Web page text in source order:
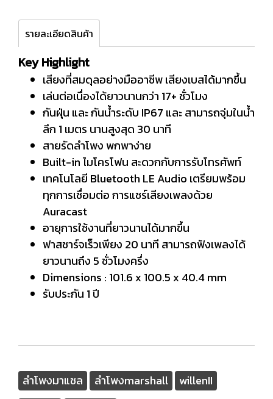
รายละเอียดสินค้า
Key Highlight
เสียงที่สมดุลอย่างมืออาชีพ เสียงเบสได้มากขึ้น
เล่นต่อเนื่องได้ยาวนานกว่า 17+ ชั่วโมง
กันฝุ่น และ กันน้ำระดับ IP67 และ สามารถจุ่มในน้ำ
ลึก 1 เมตร นานสูงสุด 30 นาที
สายรัดลำโพง พกพาง่าย
Built-in ไมโครโฟน สะดวกกับการรับโทรศัพท์
เทคโนโลยี Bluetooth LE Audio เตรียมพร้อม
ทุกการเชื่อมต่อ การแชร์เสียงเพลงด้วย
Auracast
อายุการใช้งานที่ยาวนานได้มากขึ้น
ฟาสชาร์จเร็วเพียง 20 นาที สามารถฟังเพลงได้
ยาวนานถึง 5 ชั่วโมงครึ่ง
Dimensions : 101.6 x 100.5 x 40.4 mm
รับประกัน 1 ปี
ลำโพงมาแชล ลำโพงmarshall
willenII